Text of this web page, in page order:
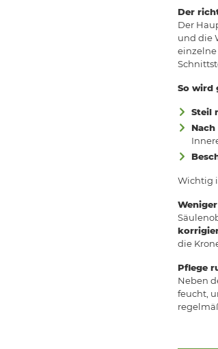
Der
Der
und die
So wird
Steil
Wichtig
die
Pflege
Neben
feucht,